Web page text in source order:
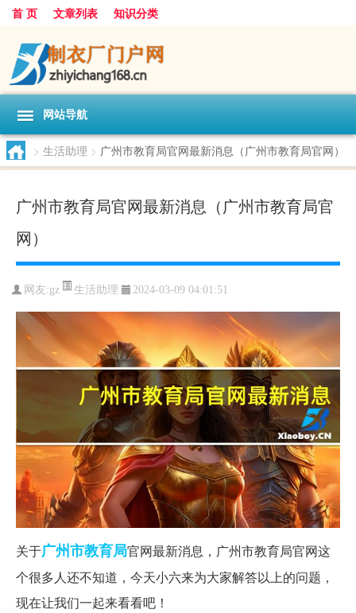
首 页 文章列表 知识分类
网站导航
> 生活助理 > 广州市教育局官网最新消息（广州市教育局官网）
广州市教育局官网最新消息（广州市教育局官
网）
网友:gz 生活助理 2024-03-09 04:01:51
关于广州市教育局官网最新消息，广州市教育局官网这
个很多人还不知道，今天小六来为大家解答以上的问题，
现在让我们一起来看看吧！